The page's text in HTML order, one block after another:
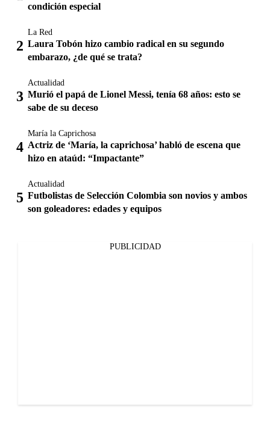
condición especial
La Red
Laura Tobón hizo cambio radical en su segundo
embarazo, ¿de qué se trata?
Actualidad
Murió el papá de Lionel Messi, tenía 68 años: esto se
sabe de su deceso
María la Caprichosa
Actriz de ‘María, la caprichosa’ habló de escena que
hizo en ataúd: “Impactante”
Actualidad
Futbolistas de Selección Colombia son novios y ambos
son goleadores: edades y equipos
PUBLICIDAD